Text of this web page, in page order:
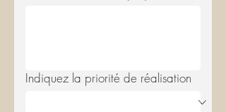
Indiquez la priorité de réalisation